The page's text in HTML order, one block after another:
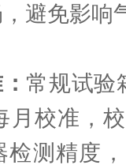
避免影响
常规试验
月校准，
检测精度